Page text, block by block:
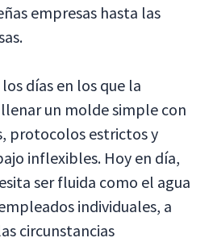
empresas hasta las
días en los que la
un molde simple con
protocolos estrictos y
inflexibles. Hoy en día,
ser fluida como el agua
individuales, a
circunstancias